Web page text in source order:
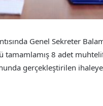
Genel Sekreter
8 adet
gerçekleştirilen